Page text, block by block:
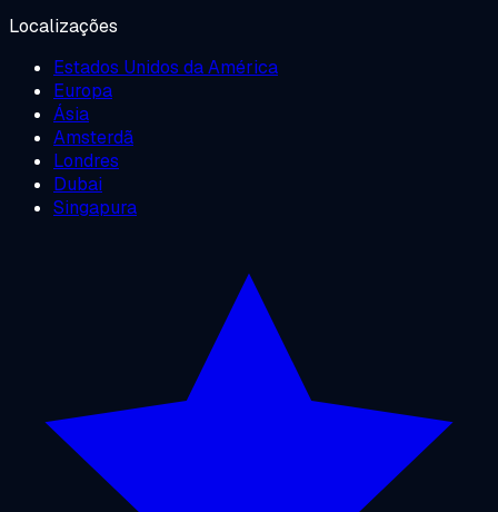
Localizações
Estados Unidos da América
Europa
Ásia
Amsterdã
Londres
Dubai
Singapura